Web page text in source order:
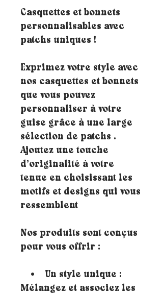
Casquettes et bonnets
personnalisables avec
patchs uniques !
Exprimez votre style avec
nos casquettes et bonnets
que vous pouvez
personnaliser à votre
guise grâce à une large
sélection de patchs .
Ajoutez une touche
d’originalité à votre
tenue en choisissant les
motifs et designs qui vous
ressemblent
Nos produits sont conçus
pour vous offrir :
• Un style unique :
Mélangez et associez les